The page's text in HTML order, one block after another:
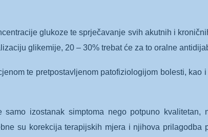
glukoze te sprječavanje svih akutnih i
glikemije, 20 – 30% trebat će za to oralne
te pretpostavljenom patofiziologijom bolesti, kao
izostanak simptoma nego potpuno kvalitetan,
su korekcija terapijskih mjera i njihova